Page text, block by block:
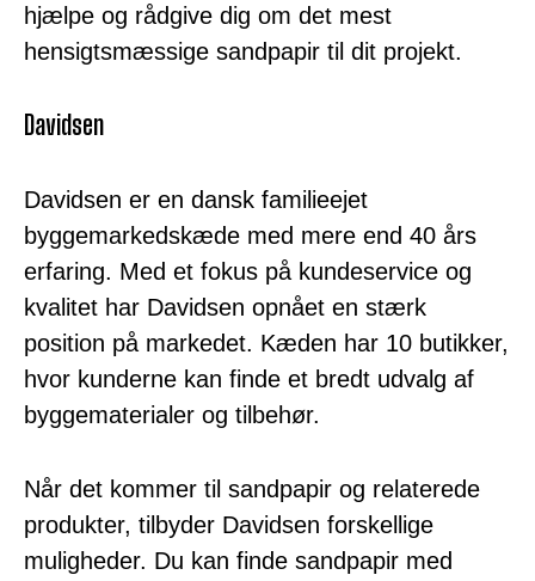
hjælpe og rådgive dig om det mest
hensigtsmæssige sandpapir til dit projekt.
Davidsen
Davidsen er en dansk familieejet
byggemarkedskæde med mere end 40 års
erfaring. Med et fokus på kundeservice og
kvalitet har Davidsen opnået en stærk
position på markedet. Kæden har 10 butikker,
hvor kunderne kan finde et bredt udvalg af
byggematerialer og tilbehør.
Når det kommer til sandpapir og relaterede
produkter, tilbyder Davidsen forskellige
muligheder. Du kan finde sandpapir med